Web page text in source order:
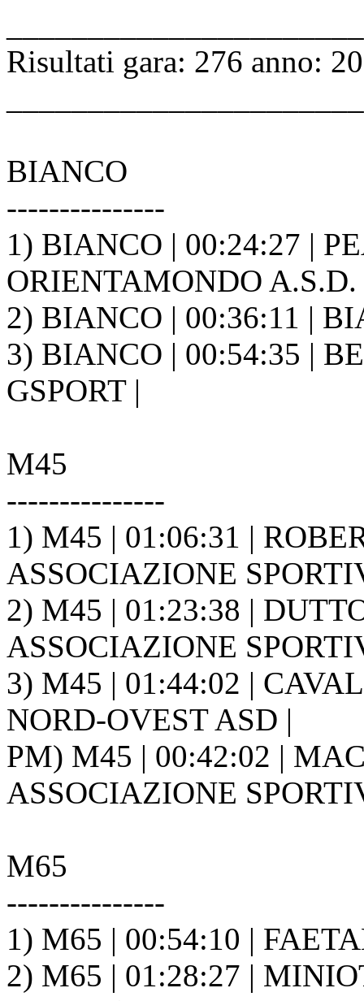
Risultati gara: 276 anno:
BIANCO
---------------
1) BIANCO | 00:24:27 |
ORIENTAMONDO A.S.D.
2) BIANCO | 00:36:11 |
3) BIANCO | 00:54:35 |
GSPORT |
M45
---------------
1) M45 | 01:06:31 |
ASSOCIAZIONE
2) M45 | 01:23:38 |
ASSOCIAZIONE
3) M45 | 01:44:02 |
NORD-OVEST ASD |
PM) M45 | 00:42:02 |
ASSOCIAZIONE
M65
---------------
1) M65 | 00:54:10 |
2) M65 | 01:28:27 |